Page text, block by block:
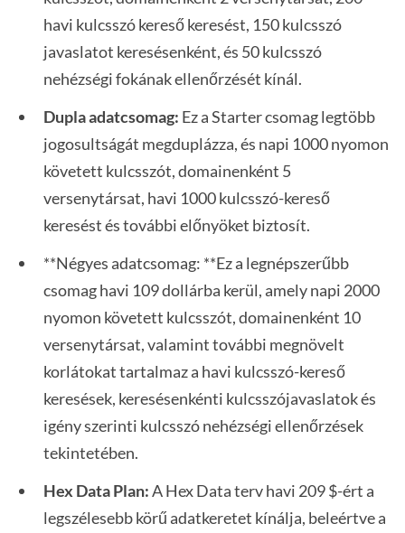
havi kulcsszó kereső keresést, 150 kulcsszó
javaslatot keresésenként, és 50 kulcsszó
nehézségi fokának ellenőrzését kínál.
Dupla adatcsomag: Ez a Starter csomag legtöbb
jogosultságát megduplázza, és napi 1000 nyomon
követett kulcsszót, domainenként 5
versenytársat, havi 1000 kulcsszó-kereső
keresést és további előnyöket biztosít.
**Négyes adatcsomag: **Ez a legnépszerűbb
csomag havi 109 dollárba kerül, amely napi 2000
nyomon követett kulcsszót, domainenként 10
versenytársat, valamint további megnövelt
korlátokat tartalmaz a havi kulcsszó-kereső
keresések, keresésenkénti kulcsszójavaslatok és
igény szerinti kulcsszó nehézségi ellenőrzések
tekintetében.
Hex Data Plan:A Hex Data terv havi 209 $-ért a
legszélesebb körű adatkeretet kínálja, beleértve a